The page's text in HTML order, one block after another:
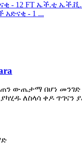
- 1 ...
ውጤታማ በሆነ መንገድ
ለስላሳ ቀዶ